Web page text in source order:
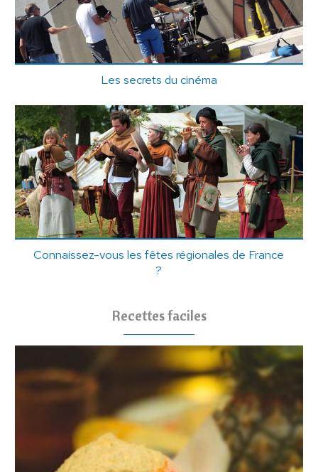
Les secrets du cinéma
Connaissez-vous les fêtes régionales de France
?
Recettes faciles